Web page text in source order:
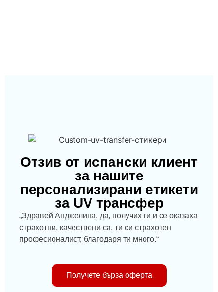
Отзив от испански клиент
за нашите
персонализирани етикети
за UV трансфер
„Здравей Анджелина, да, получих ги и се оказаха
страхотни, качествени са, ти си страхотен
професионалист, благодаря ти много.“
Получете бърза оферта